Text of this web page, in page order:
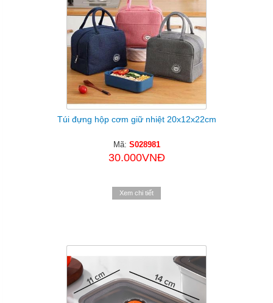
Túi đựng hộp cơm giữ nhiệt 20x12x22cm
Mã: S028981
30.000VNĐ
Xem chi tiết